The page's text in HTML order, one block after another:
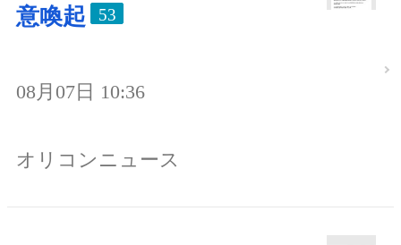
意喚起
53
08月07日 10:36
オリコンニュース